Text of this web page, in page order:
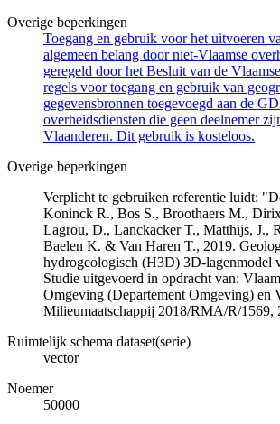
Overige beperkingen
Toegang en gebruik voor het uitvoeren
algemeen belang door niet-Vlaamse
geregeld door het Besluit van de
regels voor toegang en gebruik van
gegevensbronnen toegevoegd aan de
overheidsdiensten die geen deelnemer
Vlaanderen. Dit gebruik is kosteloos.
Overige beperkingen
Verplicht te gebruiken referentie luidt:
Koninck R., Bos S., Broothaers M.,
Lagrou, D., Lanckacker T., Matthijs, J.,
Baelen K. & Van Haren T., 2019.
hydrogeologisch (H3D) 3D-lagenmodel
Studie uitgevoerd in opdracht van:
Omgeving (Departement Omgeving) en
Milieumaatschappij 2018/RMA/R/1569,
Ruimtelijk schema dataset(serie)
vector
Noemer
50000